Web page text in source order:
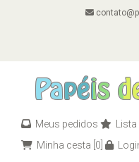
Meus pedidos Lista
Minha cesta [0]